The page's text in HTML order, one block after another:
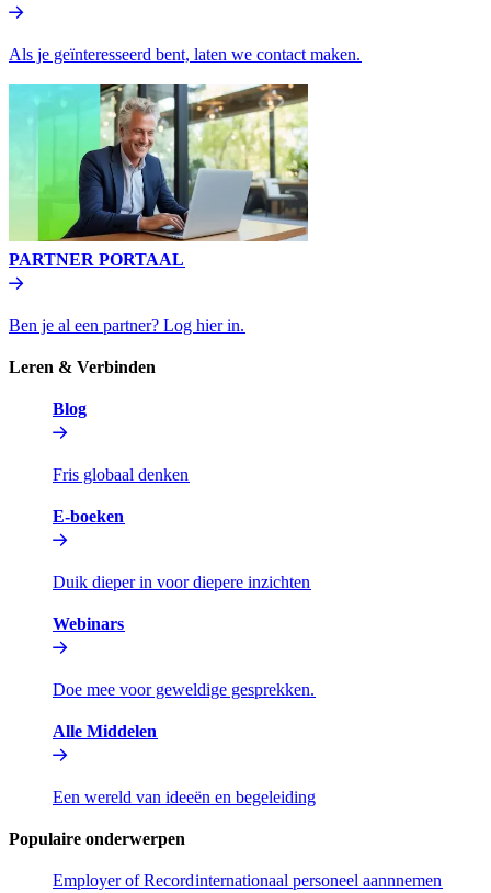
Als je geïnteresseerd bent, laten we contact maken.​​
PARTNER PORTAAL​​
Ben je al een partner? Log hier in.​​
Leren & Verbinden​​
Blog​​
Fris globaal denken​​
E-boeken​​
Duik dieper in voor diepere inzichten​​
Webinars​​
Doe mee voor geweldige gesprekken.​​
Alle Middelen​​
Een wereld van ideeën en begeleiding​​
Populaire onderwerpen​​
Employer of Record​​internationaal personeel aannnemen​​